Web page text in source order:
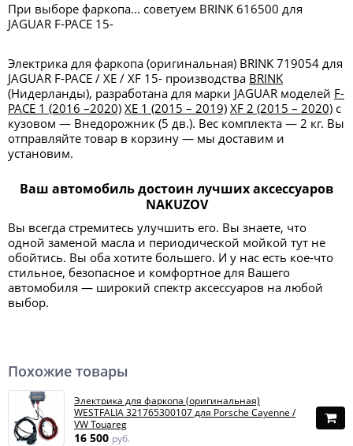
При выборе фаркопа... советуем BRINK 616500 для
JAGUAR F-PACE 15-
Электрика для фаркопа (оригинальная) BRINK 719054 для
JAGUAR F-PACE / XE / XF 15- производства BRINK
(Нидерланды), разработана для марки JAGUAR моделей F-
PACE 1 (2016 –2020) XE 1 (2015 – 2019) XF 2 (2015 – 2020) с
кузовом — Внедорожник (5 дв.). Вес комплекта — 2 кг. Вы
отправляйте товар в корзину — мы доставим и
установим.
Ваш автомобиль достоин лучших аксессуаров
NAKUZOV
Вы всегда стремитесь улучшить его. Вы знаете, что
одной заменой масла и периодической мойкой тут не
обойтись. Вы оба хотите большего. И у нас есть кое-что
стильное, безопасное и комфортное для Вашего
автомобиля — широкий спектр аксессуаров на любой
выбор.
Похожие товары
Электрика для фаркопа (оригинальная)
WESTFALIA 321765300107 для Porsche Cayenne /
VW Touareg
16 500 руб.